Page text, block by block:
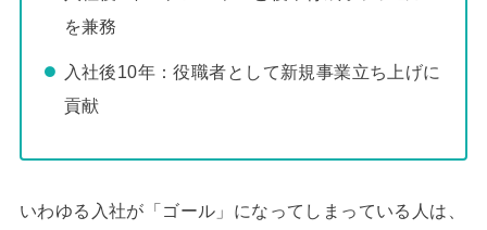
を兼務
入社後10年：役職者として新規事業立ち上げに
貢献
いわゆる入社が「ゴール」になってしまっている人は、